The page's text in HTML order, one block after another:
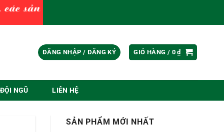
ĐĂNG NHẬP / ĐĂNG KÝ GIỎ HÀNG / 0₫
ĐỘI NGŨ LIÊN HỆ
SẢN PHẨM MỚI NHẤT